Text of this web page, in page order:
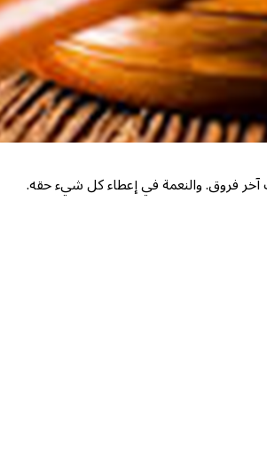
آخر فروق. والنعمة في إعطاء كل شيء حقه.